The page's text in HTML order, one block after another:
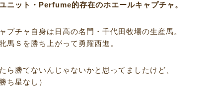
ニット・Perfume的存在のホエールキャプチャ。
プチャ自身は日高の名門・千代田牧場の生産馬。
馬Ｓを勝ち上がって勇躍西進。
ら勝てないんじゃないかと思ってましたけど、
ち星なし）